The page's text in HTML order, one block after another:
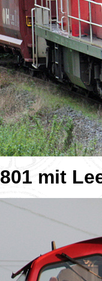
mit